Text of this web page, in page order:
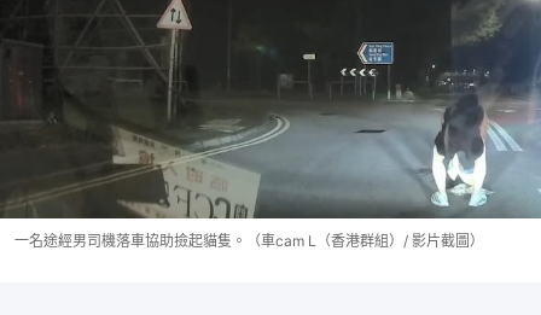
一名途經男司機落車協助撿起貓隻。（車cam L（香港群組）/ 影片截圖）